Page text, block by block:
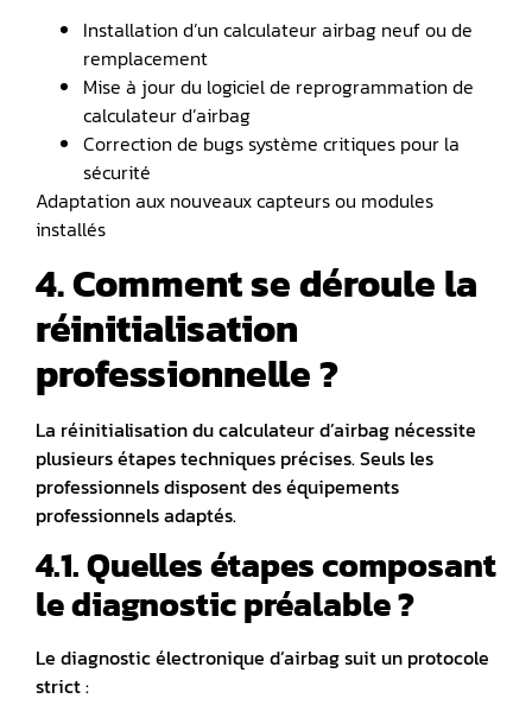
Installation d’un calculateur airbag neuf ou de
remplacement
Mise à jour du logiciel de reprogrammation de
calculateur d’airbag
Correction de bugs système critiques pour la
sécurité
Adaptation aux nouveaux capteurs ou modules
installés
4. Comment se déroule la
réinitialisation
professionnelle ?
La réinitialisation du calculateur d’airbag nécessite
plusieurs étapes techniques précises. Seuls les
professionnels disposent des équipements
professionnels adaptés.
4.1. Quelles étapes composant
le diagnostic préalable ?
Le diagnostic électronique d’airbag suit un protocole
strict :